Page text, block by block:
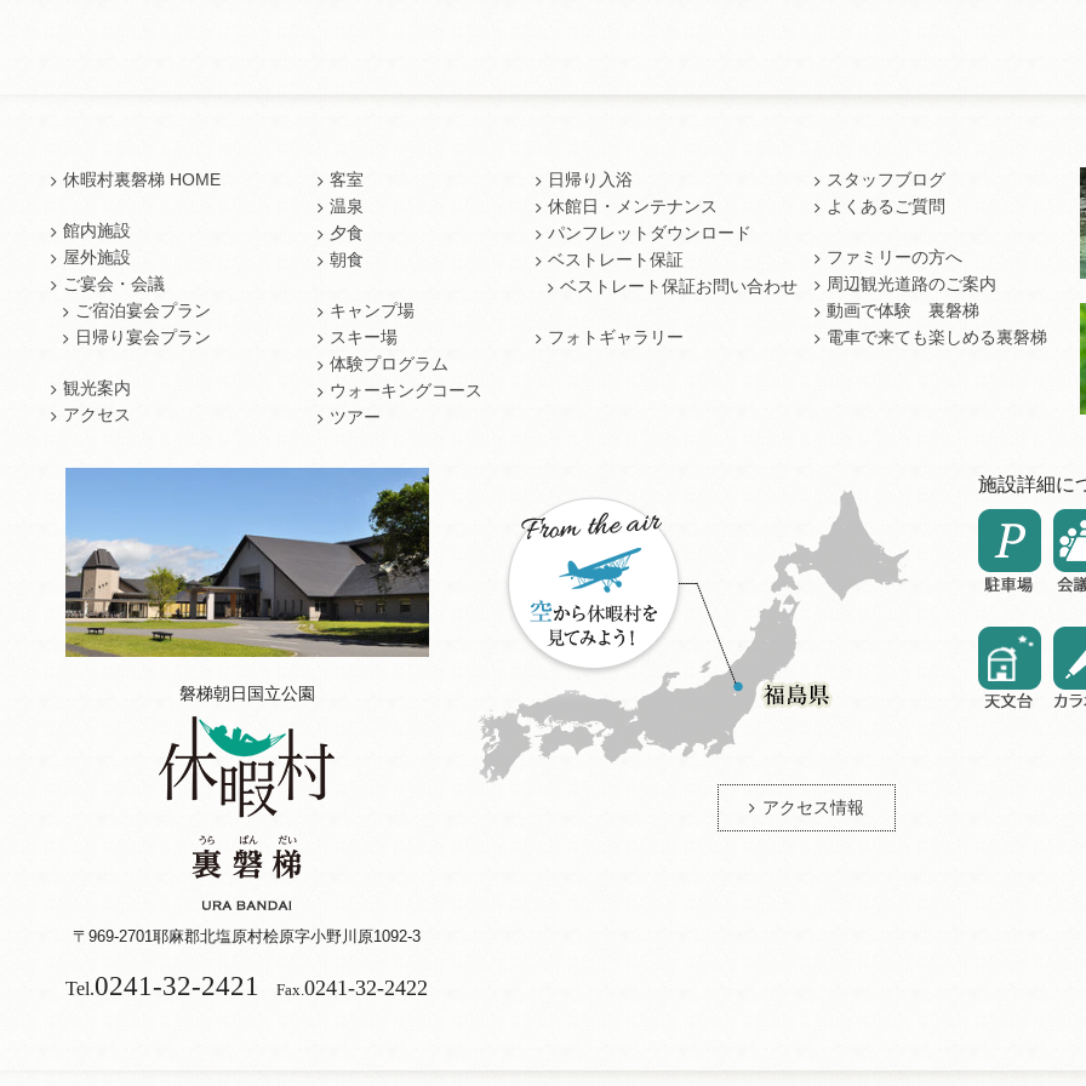
休暇村裏磐梯 HOME
館内施設
屋外施設
ご宴会・会議
ご宿泊宴会プラン
日帰り宴会プラン
観光案内
アクセス
客室
温泉
夕食
朝食
キャンプ場
スキー場
体験プログラム
ウォーキングコース
ツアー
日帰り入浴
休館日・メンテナンス
パンフレットダウンロード
ベストレート保証
ベストレート保証お問い合わせ
フォトギャラリー
スタッフブログ
よくあるご質問
ファミリーの方へ
周辺観光道路のご案内
動画で体験 裏磐梯
電車で来ても楽しめる裏磐梯
磐梯朝日国立公園
〒969-2701耶麻郡北塩原村桧原字小野川原1092-3
Tel.0241-32-2421 Fax. 0241-32-2422
アクセス情報
施設詳細に